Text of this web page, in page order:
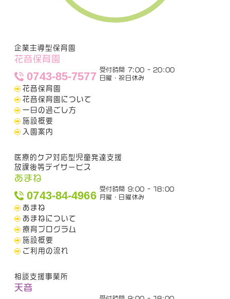
企業主導型保育園
花音保育園
0743-85-7577
受付時間 7:00 - 20:00
日曜・祝日休み
花音保育園
花音保育園について
一日の過ごし方
施設概要
入園案内
医療的ケア対応型児童発達支援
放課後等デイサービス
あまね
0743-84-4966
受付時間 9:00 - 18:00
月曜・日曜休み
あまね
あまねについて
療育プログラム
施設概要
ご利用の流れ
相談支援事業所
天音